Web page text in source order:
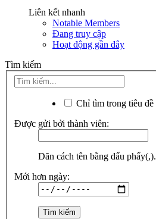
Liên kết nhanh
Notable Members
Đang truy cập
Hoạt động gần đây
Tìm kiếm
Chỉ tìm trong tiêu đề
Được gửi bởi thành viên:
Dãn cách tên bằng dấu phẩy(,).
Mới hơn ngày: